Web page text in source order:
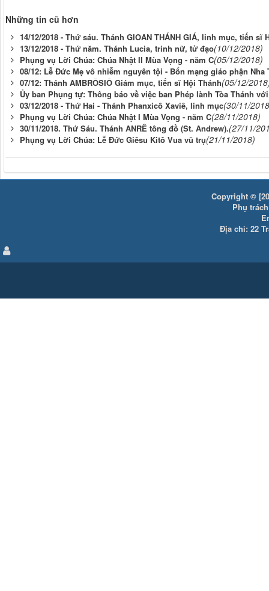
Những tin cũ hơn
14/12/2018 - Thứ sáu. Thánh GIOAN THÁNH GIÁ, linh mục, tiến sĩ
13/12/2018 - Thứ năm. Thánh Lucia, trinh nữ, tử đạo(10/12/2018)
Phụng vụ Lời Chúa: Chúa Nhật II Mùa Vọng - năm C(05/12/2018)
08/12: Lễ Đức Mẹ vô nhiễm nguyên tội - Bổn mạng giáo phận Nha
07/12: Thánh AMBRÔSIÔ Giám mục, tiến sĩ Hội Thánh(05/12/
Ủy ban Phụng tự: Thông báo về việc ban Phép lành Tòa Thánh
03/12/2018 - Thứ Hai - Thánh Phanxicô Xaviê, linh mục(30/11/
Phụng vụ Lời Chúa: Chúa Nhật I Mùa Vọng - năm C(28/11/2018)
30/11/2018. Thứ Sáu. Thánh ANRÊ tông đồ (St. Andrew).(27/11/
Phụng vụ Lời Chúa: Lễ Đức Giêsu Kitô Vua vũ trụ(21/11/2018)
Copyright ©
Phụ
Địa chỉ: 22